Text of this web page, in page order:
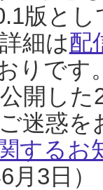
版と
細は配
りです
開し
迷惑
するお
3日）